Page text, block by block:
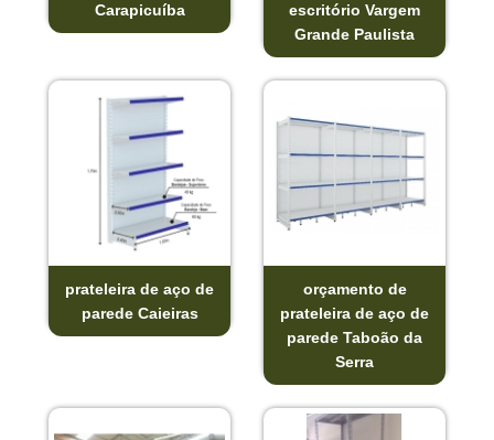
Carapicuíba
escritório Vargem
Grande Paulista
prateleira de aço de
parede Caieiras
orçamento de
prateleira de aço de
parede Taboão da
Serra